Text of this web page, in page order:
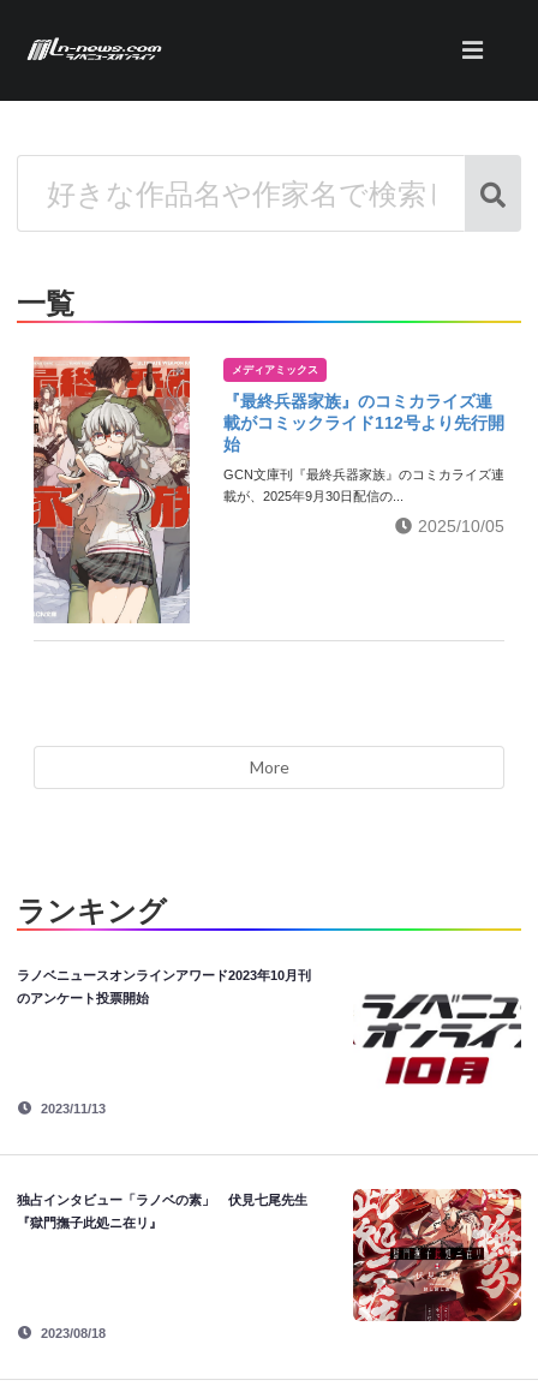
一覧
メディアミックス
『最終兵器家族』のコミカライズ連
載がコミックライド112号より先行開
始
GCN文庫刊『最終兵器家族』のコミカライズ連
載が、2025年9月30日配信の...
2025/10/05
More
ランキング
ラノベニュースオンラインアワード2023年10月刊
のアンケート投票開始
2023/11/13
独占インタビュー「ラノベの素」 伏見七尾先生
『獄門撫子此処ニ在リ』
2023/08/18